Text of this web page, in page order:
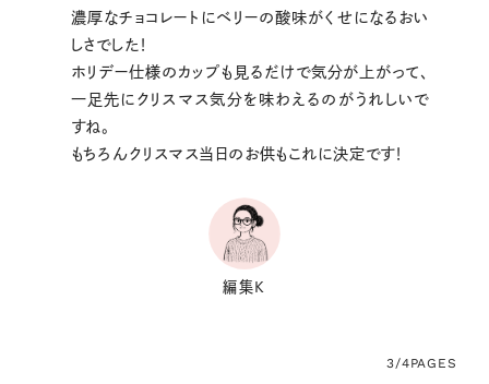
濃厚なチョコレートにベリーの酸味がくせになるおい
しさでした！
ホリデー仕様のカップも見るだけで気分が上がって、
一足先にクリスマス気分を味わえるのがうれしいで
すね。
もちろんクリスマス当日のお供もこれに決定です！
編集K
3/4PAGES